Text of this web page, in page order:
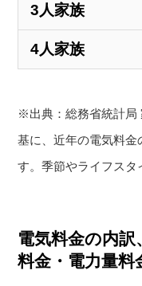
3人家族
4人家族
※出典：総務省統計局
基に、近年の電気料
す。季節やライフスタ
電気料金の内
料金・電力量料